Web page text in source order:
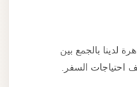
لدينا بالجمع بين
احتياجات السفر.